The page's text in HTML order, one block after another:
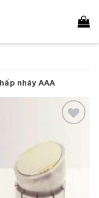
nháy AAA
Wishlist